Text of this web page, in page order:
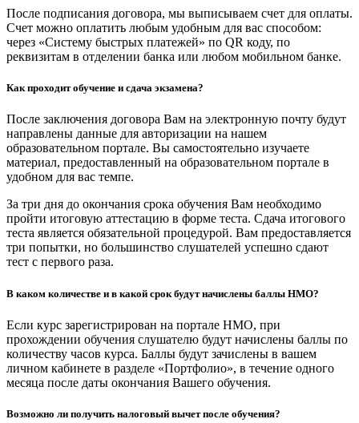
После подписания договора, мы выписываем счет для оплаты.
Счет можно оплатить любым удобным для вас способом:
через «Систему быстрых платежей» по QR коду, по
реквизитам в отделении банка или любом мобильном банке.
Как проходит обучение и сдача экзамена?
После заключения договора Вам на электронную почту будут
направлены данные для авторизации на нашем
образовательном портале. Вы самостоятельно изучаете
материал, предоставленный на образовательном портале в
удобном для вас темпе.
За три дня до окончания срока обучения Вам необходимо
пройти итоговую аттестацию в форме теста. Сдача итогового
теста является обязательной процедурой. Вам предоставляется
три попытки, но большинство слушателей успешно сдают
тест с первого раза.
В каком количестве и в какой срок будут начислены баллы НМО?
Если курс зарегистрирован на портале НМО, при
прохождении обучения слушателю будут начислены баллы по
количеству часов курса. Баллы будут зачислены в вашем
личном кабинете в разделе «Портфолио», в течение одного
месяца после даты окончания Вашего обучения.
Возможно ли получить налоговый вычет после обучения?